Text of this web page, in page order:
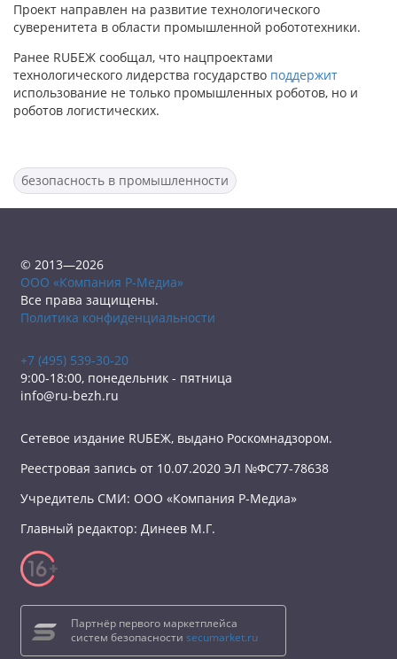
Проект направлен на развитие технологического
суверенитета в области промышленной робототехники.
Ранее RUБЕЖ сообщал, что нацпроектами
технологического лидерства государство поддержит
использование не только промышленных роботов, но и
роботов логистических.
безопасность в промышленности
© 2013—2026
ООО «Компания Р-Медиа»
Все права защищены.
Политика конфиденциальности
+7 (495) 539-30-20
9:00-18:00, понедельник - пятница
info@ru-bezh.ru
Сетевое издание RUБЕЖ, выдано Роскомнадзором.
Реестровая запись от 10.07.2020 ЭЛ №ФС77-78638
Учредитель СМИ: ООО «Компания Р-Медиа»
Главный редактор: Динеев М.Г.
Партнёр первого маркетплейса
систем безопасности secumarket.ru